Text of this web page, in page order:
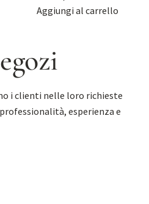
Aggiungi al carrello
i clienti nelle loro richieste
esperienza e